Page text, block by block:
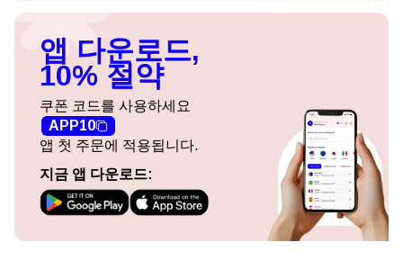
앱 다운로드,
10% 절약
쿠폰 코드를 사용하세요
APP10
앱 첫 주문에 적용됩니다.
지금 앱 다운로드: